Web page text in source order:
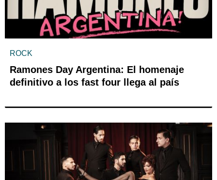
ROCK
Ramones Day Argentina: El homenaje
definitivo a los fast four llega al país